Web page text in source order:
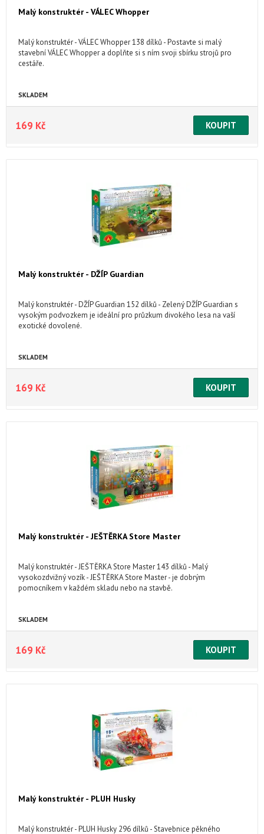
Malý konstruktér - VÁLEC Whopper
Malý konstruktér - VÁLEC Whopper 138 dílků - Postavte si malý
stavební VÁLEC Whopper a doplňte si s ním svoji sbírku strojů pro
cestáře.
SKLADEM
169 Kč
Malý konstruktér - DŽÍP Guardian
Malý konstruktér - DŽÍP Guardian 152 dílků - Zelený DŽÍP Guardian s
vysokým podvozkem je ideální pro průzkum divokého lesa na vaší
exotické dovolené.
SKLADEM
169 Kč
Malý konstruktér - JEŠTĚRKA Store Master
Malý konstruktér - JEŠTĚRKA Store Master 143 dílků - Malý
vysokozdvižný vozík - JEŠTĚRKA Store Master - je dobrým
pomocníkem v každém skladu nebo na stavbě.
SKLADEM
169 Kč
Malý konstruktér - PLUH Husky
Malý konstruktér - PLUH Husky 296 dílků - Stavebnice pěkného